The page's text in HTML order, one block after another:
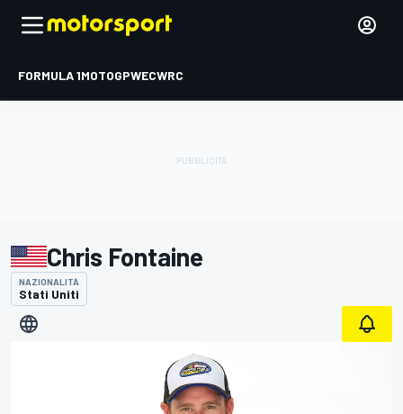
FORMULA 1MOTOGPWECWRC
Chris Fontaine
NAZIONALITÀ
Stati Uniti